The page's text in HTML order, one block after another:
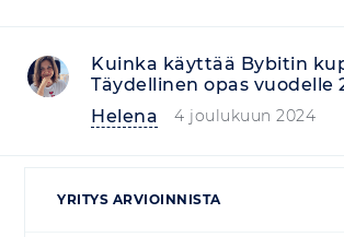
Kuinka käyttää Bybitin
Täydellinen opas vuodelle
Helena
4 joulukuun 2024
YRITYS ARVIOINNISTA